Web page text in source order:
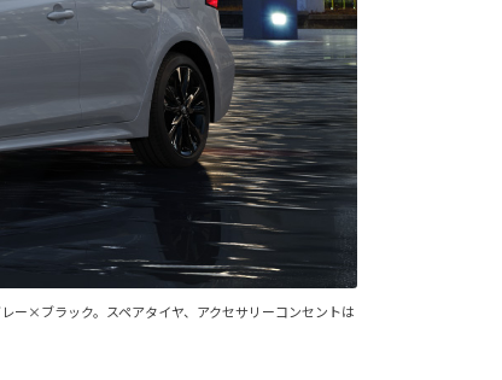
ー×ブラック。スペアタイヤ、アクセサリーコンセントは